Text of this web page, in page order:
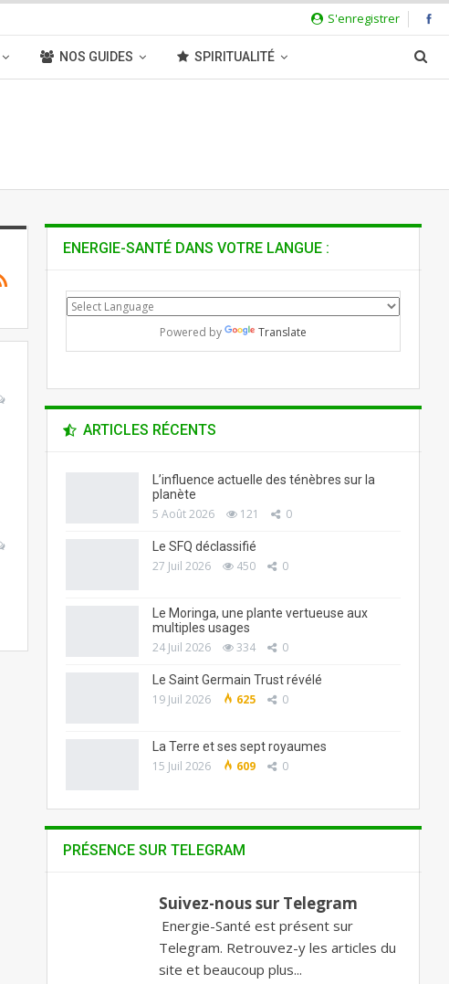
S'enregistrer
NOS GUIDES SPIRITUALITÉ
ENERGIE-SANTÉ DANS VOTRE LANGUE :
Powered by Translate
ARTICLES RÉCENTS
L’influence actuelle des ténèbres sur la
planète
5 Août 2026 121 0
Le SFQ déclassifié
27 Juil 2026 450 0
Le Moringa, une plante vertueuse aux
multiples usages
24 Juil 2026 334 0
Le Saint Germain Trust révélé
19 Juil 2026 625 0
La Terre et ses sept royaumes
15 Juil 2026 609 0
PRÉSENCE SUR TELEGRAM
Suivez-nous sur Telegram
Energie-Santé est présent sur
Telegram. Retrouvez-y les articles du
site et beaucoup plus...